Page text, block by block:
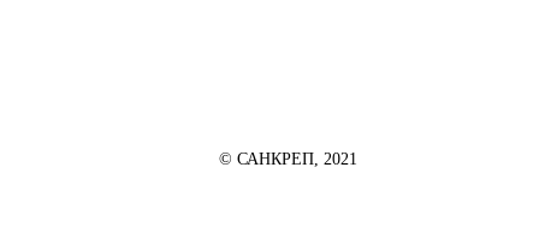
© САНКРЕП, 2021